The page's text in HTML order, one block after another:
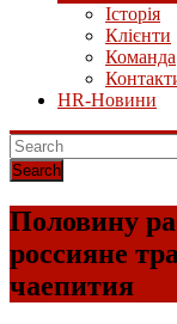
Історія
Клієнти
Команда
HR-Новини
Половину
россияне
чаепития